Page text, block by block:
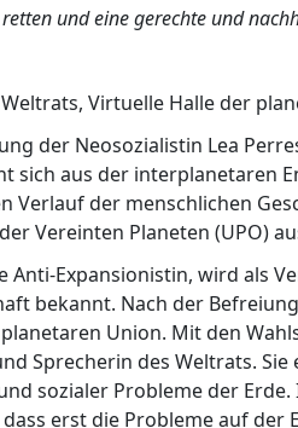
und eine gerechte und
Virtuelle Halle der
der Neosozialistin Lea
sich aus der interplanetaren
Verlauf der menschlichen
Vereinten Planeten (UPO)
Anti-Expansionistin, wird als
bekannt. Nach der
Union. Mit den
Sprecherin des Weltrats.
sozialer Probleme der
erst die Probleme auf der